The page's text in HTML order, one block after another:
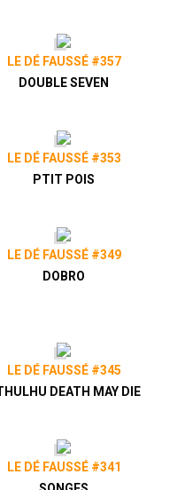
LE DÉ FAUSSÉ #357
DOUBLE SEVEN
LE DÉ FAUSSÉ #353
PTIT POIS
LE DÉ FAUSSÉ #349
DOBRO
LE DÉ FAUSSÉ #345
DEATH MAY DIE
LE DÉ FAUSSÉ #341